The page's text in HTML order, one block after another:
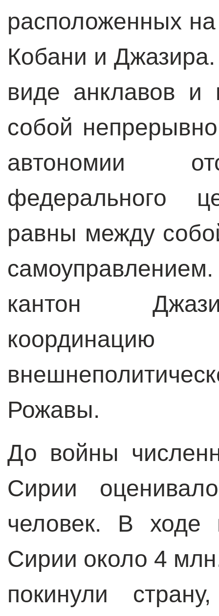
расположенных
Кобани и
виде анклавов
собой
автономии
федерального
равны между
кантон
Рожавы.
До войны
Сирии
человек. В ходе
Сирии около 4
покинули